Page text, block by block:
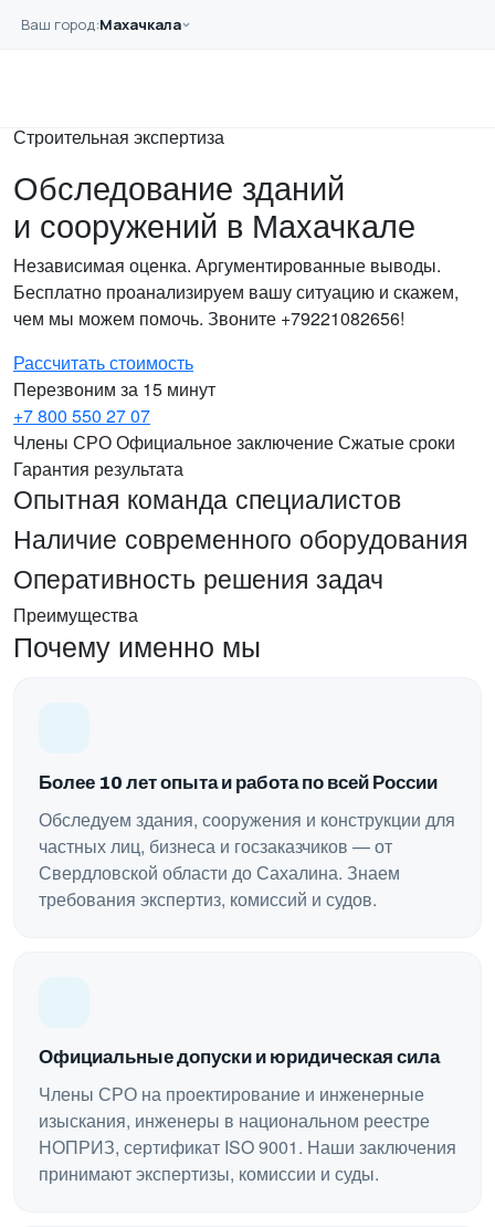
Ваш город:Махачкала
Главная
Строительная экспертиза
Обследование зданий
и сооружений в Махачкале
Независимая оценка. Аргументированные выводы.
Бесплатно проанализируем вашу ситуацию и скажем,
чем мы можем помочь. Звоните +79221082656!
Рассчитать стоимость
Перезвоним за 15 минут
+7 800 550 27 07
Члены СРООфициальное заключениеСжатые сроки
Гарантия результата
Опытная команда специалистов
Наличие современного оборудования
Оперативность решения задач
Преимущества
Почему именно мы
Более 10 лет опыта и работа по всей России
Обследуем здания, сооружения и конструкции для
частных лиц, бизнеса и госзаказчиков — от
Свердловской области до Сахалина. Знаем
требования экспертиз, комиссий и судов.
Официальные допуски и юридическая сила
Члены СРО на проектирование и инженерные
изыскания, инженеры в национальном реестре
НОПРИЗ, сертификат ISO 9001. Наши заключения
принимают экспертизы, комиссии и суды.